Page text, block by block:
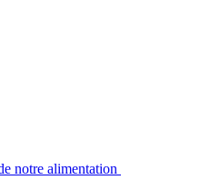
notre alimentation